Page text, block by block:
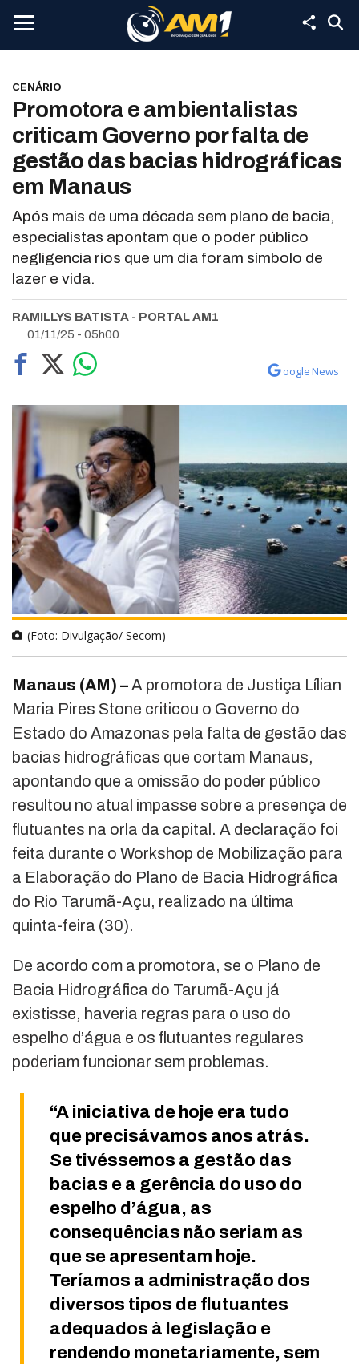
CENÁRIO
Promotora e ambientalistas
criticam Governo por falta de
gestão das bacias hidrográficas
em Manaus
Após mais de uma década sem plano de bacia,
especialistas apontam que o poder público
negligencia rios que um dia foram símbolo de
lazer e vida.
RAMILLYS BATISTA - PORTAL AM1
01/11/25 - 05h00
oogle News
(Foto: Divulgação/ Secom)
Manaus (AM) –A promotora de Justiça Lílian
Maria Pires Stone criticou o Governo do
Estado do Amazonas pela falta de gestão das
bacias hidrográficas que cortam Manaus,
apontando que a omissão do poder público
resultou no atual impasse sobre a presença de
flutuantes na orla da capital. A declaração foi
feita durante o Workshop de Mobilização para
a Elaboração do Plano de Bacia Hidrográfica
do Rio Tarumã-Açu, realizado na última
quinta-feira (30).
De acordo com a promotora, se o Plano de
Bacia Hidrográfica do Tarumã-Açu já
existisse, haveria regras para o uso do
espelho d’água e os flutuantes regulares
poderiam funcionar sem problemas.
“A iniciativa de hoje era tudo
que precisávamos anos atrás.
Se tivéssemos a gestão das
bacias e a gerência do uso do
espelho d’água, as
consequências não seriam as
que se apresentam hoje.
Teríamos a administração dos
diversos tipos de flutuantes
adequados à legislação e
rendendo monetariamente, sem